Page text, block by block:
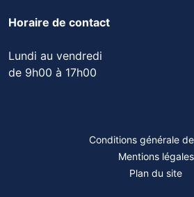
Horaire de contact
Lundi au vendredi
de 9h00 à 17h00
Conditions générale
Mentions légales
Plan du site